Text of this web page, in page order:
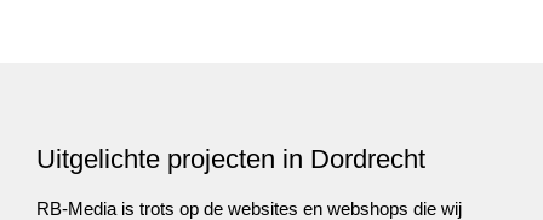
Uitgelichte projecten in Dordrecht
RB-Media is trots op de websites en webshops die wij